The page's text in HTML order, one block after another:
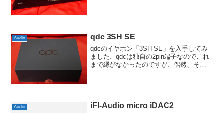
Audio qdc 3SH SE
qdcのイヤホン「3SH SE」を入手してみ
ました。qdcは独自の2pin端子なのでこれ
まで縁がなかったのですが、偶然、その
Audio iFI-Audio micro iDAC2